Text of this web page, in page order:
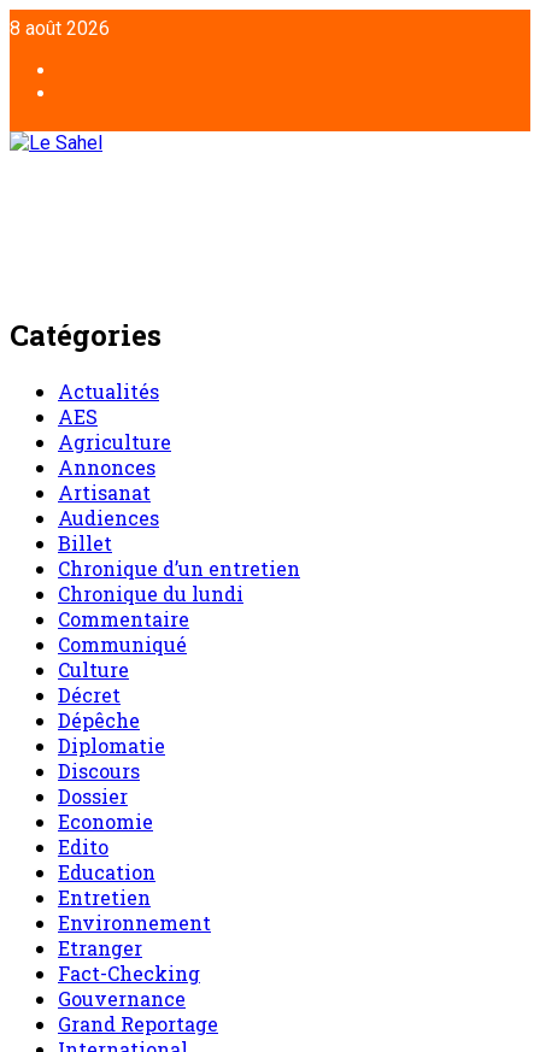
Aller
au
contenu
8 août 2026
Catégories
Actualités
AES
Agriculture
Annonces
Artisanat
Audiences
Billet
Chronique d’un entretien
Chronique du lundi
Commentaire
Communiqué
Culture
Décret
Dépêche
Diplomatie
Discours
Dossier
Economie
Edito
Education
Entretien
Environnement
Etranger
Fact-Checking
Gouvernance
Grand Reportage